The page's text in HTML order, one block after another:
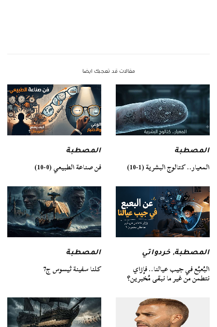
مقالات قد تعجبك ايضا
المصطبة
المعيار.. كتالوج البشرية (1-10)
المصطبة
فن صناعة الطبيعي (0-10)
المصطبة,خردواتي
البُعبُع في جيب عيالنا.. فإزاي
نتطمن من غير ما نبقى مُخبرين؟
المصطبة
كلنا سفينة ثيسوس ج7